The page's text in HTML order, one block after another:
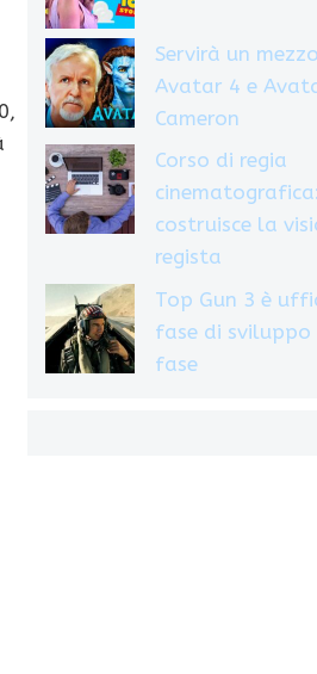
Servirà un
Avatar 4 e
Cameron
Corso di regia
costruisce la
regista
Top Gun 3 è
fase di sviluppo
fase